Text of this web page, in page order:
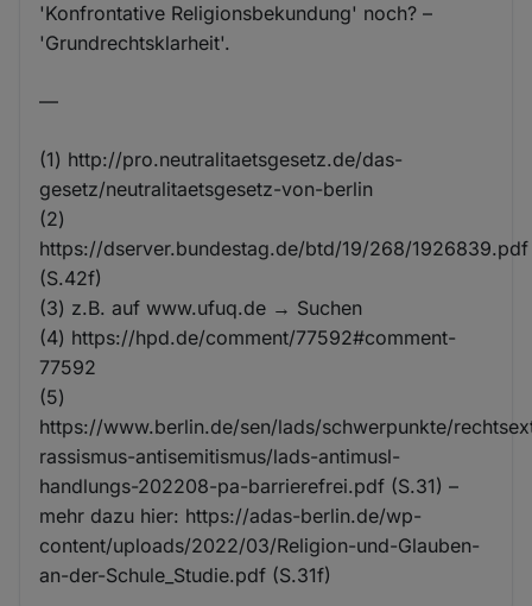
'Konfrontative Religionsbekundung' noch? –
'Grundrechtsklarheit'.
—
(1) http://pro.neutralitaetsgesetz.de/das-
gesetz/neutralitaetsgesetz-von-berlin
(2)
https://dserver.bundestag.de/btd/19/268/1926839.pdf
(S.42f)
(3) z.B. auf www.ufuq.de → Suchen
(4) https://hpd.de/comment/77592#comment-
77592
(5)
https://www.berlin.de/sen/lads/schwerpunkte/
rassismus-antisemitismus/lads-antimusl-
handlungs-202208-pa-barrierefrei.pdf (S.31) –
mehr dazu hier: https://adas-berlin.de/wp-
content/uploads/2022/03/Religion-und-Glauben-
an-der-Schule_Studie.pdf (S.31f)